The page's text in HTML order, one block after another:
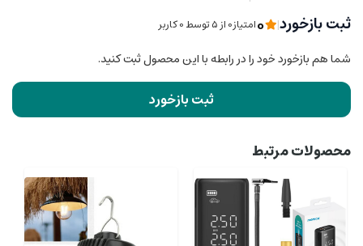
ثبت بازخورد|
0امتیاز0 از ۵ توسط 0 کاربر
شما هم بازخورد خود را در رابطه با این محصول ثبت کنید.
ثبت بازخورد
محصولات مرتبط